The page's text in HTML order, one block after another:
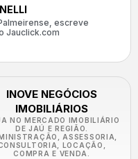
escreve
Jauclick.com
INOVE NEGÓCIOS
IMOBILIÁRIOS
NO MERCADO IMOBILIÁRIO
DE JAÚ E REGIÃO.
ASSESSORIA,
LOCAÇÃO,
COMPRA E VENDA.